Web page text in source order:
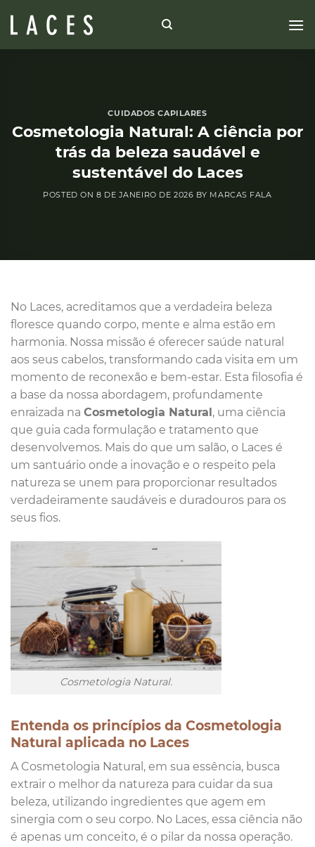
CUIDADOS CAPILARES
Cosmetologia Natural: A ciência por
trás da beleza saudável e
sustentável do Laces
POSTED ON 8 DE JANEIRO DE 2026 BY MARCAS FALA
No Laces, acreditamos que a verdadeira beleza
floresce quando corpo, mente e alma estão em
harmonia. Nossa missão é oferecer saúde natural
aos seus cabelos, transformando cada visita em um
momento de reconexão e bem-estar. Esta filosofia é
a base da nossa abordagem, profundamente
enraizada na Cosmetologia Natural, uma ciência
que guia cada formulação e tratamento que
desenvolvemos. Mais do que um salão, o Laces é
um santuário onde a inovação e o respeito pela
natureza se unem para proporcionar resultados
verdadeiramente saudáveis e duradouros para os
seus fios.
Cosmetologia Natural.
Entenda os princípios da Cosmetologia
Natural aplicada no Laces
A Cosmetologia Natural, em sua essência, busca
extrair o melhor da natureza para cuidar da sua
beleza, utilizando ingredientes que agem em
sinergia com o seu corpo. No Laces, essa ciência não
é apenas um conceito, é o pilar da nossa operação.